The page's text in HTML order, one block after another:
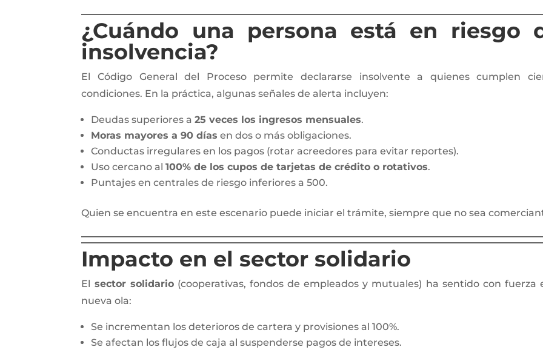
¿Cuándo una persona está en riesgo
insolvencia?
El Código General del Proceso permite declararse insolvente a quienes cumplen
condiciones. En la práctica, algunas señales de alerta incluyen:
Deudas superiores a25 veces los ingresos mensuales.
Moras mayores a 90 días en dos o más obligaciones.
Conductas irregulares en los pagos (rotar acreedores para evitar reportes).
Uso cercano al100% de los cupos de tarjetas de crédito o rotativos.
Puntajes en centrales de riesgo inferiores a 500.
Quien se encuentra en este escenario puede iniciar el trámite, siempre que no sea
Impacto en el sector solidario
El sector solidario(cooperativas, fondos de empleados y mutuales) ha sentido con fuerza
nueva ola:
Se incrementan los deterioros de cartera y provisiones al 100%.
Se afectan los flujos de caja al suspenderse pagos de intereses.